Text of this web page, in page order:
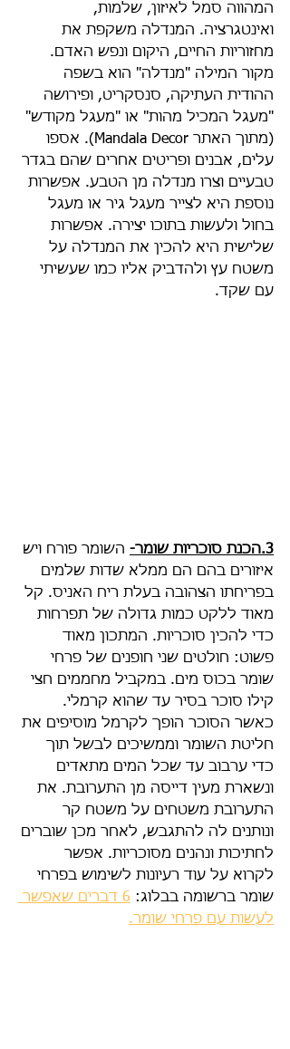
המהווה סמל לאיזון, שלמות,
ואינטגרציה. המנדלה משקפת את
מחזוריות החיים, היקום ונפש האדם.
מקור המילה "מנדלה" הוא בשפה
ההודית העתיקה, סנסקריט, ופירושה
"מעגל המכיל מהות" או "מעגל מקודש"
(מתוך האתר Mandala Decor). אספו
עלים, אבנים ופריטים אחרים שהם בגדר
טבעיים וצרו מנדלה מן הטבע. אפשרות
נוספת היא לצייר מעגל גיר או מעגל
בחול ולעשות בתוכו יצירה. אפשרות
שלישית היא להכין את המנדלה על
משטח עץ ולהדביק אליו כמו שעשיתי
עם שקד.
3.הכנת סוכריות שומר-
השומר פורח ויש
איזורים בהם הם ממלא שדות שלמים
בפריחתו הצהובה בעלת ריח האניס. קל
מאוד ללקט כמות גדולה של תפרחות
כדי להכין סוכריות. המתכון מאוד
פשוט: חולטים שני חופנים של פרחי
שומר בכוס מים. במקביל מחממים חצי
קילו סוכר בסיר עד שהוא קרמלי.
כאשר הסוכר הופך לקרמל מוסיפים את
חליטת השומר וממשיכים לבשל תוך
כדי ערבוב עד שכל המים מתאדים
ונשארת מעין דייסה מן התערובת. את
התערובת משטחים על משטח קר
ונותנים לה להתגבש, לאחר מכן שוברים
לחתיכות ונהנים מסוכריות. אפשר
לקרוא על עוד רעיונות לשימוש בפרחי
שומר ברשומה בבלוג:
6 דברים שאפשר
לעשות עם פרחי שומר.